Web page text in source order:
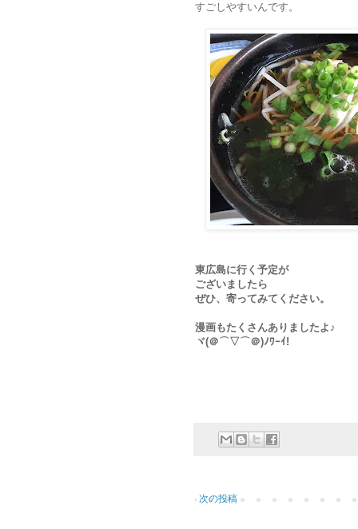
すごしやすいんです。
東広島に行く予定が
ございましたら
ぜひ、寄ってみてください。
漫画もたくさんありましたよ♪
ヾ(＠⌒▽⌒＠)ﾉﾜｰｲ!
次の投稿